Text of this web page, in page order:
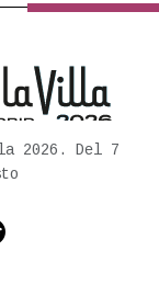
2026. Del 7